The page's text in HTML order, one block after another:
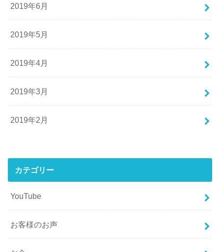
2019年6月
2019年5月
2019年4月
2019年3月
2019年2月
カテゴリー
YouTube
お客様のお声